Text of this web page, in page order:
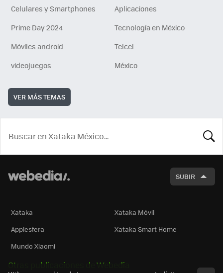
Celulares y Smartphones
Aplicaciones
Prime Day 2024
Tecnología en México
Móviles android
Telcel
videojuegos
México
VER MÁS TEMAS
SUBIR
Xataka
Xataka Móvil
Applesfera
Xataka Smart Home
Mundo Xiaomi
Otras publicaciones de Webedia